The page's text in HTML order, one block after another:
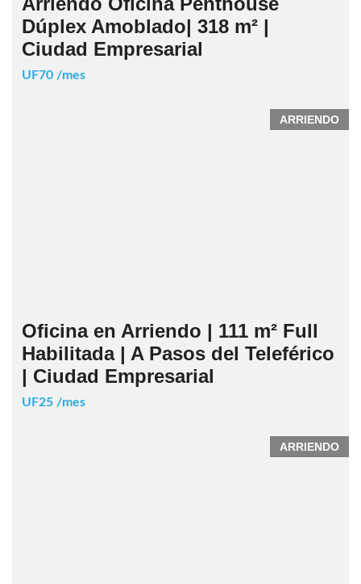
Dúplex Amoblado| 318 m² |
Ciudad Empresarial
UF70 /mes
ARRIENDO
Oficina en Arriendo | 111 m² Full
Habilitada | A Pasos del Teleférico
| Ciudad Empresarial
UF25 /mes
ARRIENDO